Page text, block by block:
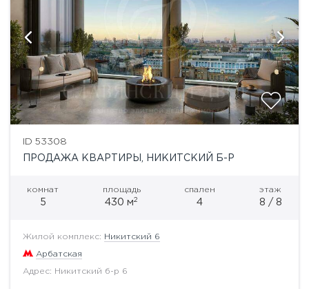
ID 53308
ПРОДАЖА КВАРТИРЫ, НИКИТСКИЙ Б-Р
комнат
5
площадь
430 м2
спален
4
этаж
8 / 8
Жилой комплекс: Никитский 6
Арбатская
Адрес: Никитский б-р 6